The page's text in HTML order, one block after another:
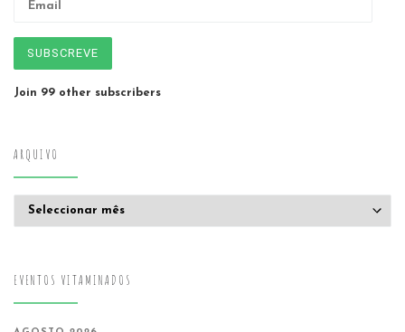
SUBSCREVE
Join 99 other subscribers
ARQUIVO
EVENTOS VITAMINADOS